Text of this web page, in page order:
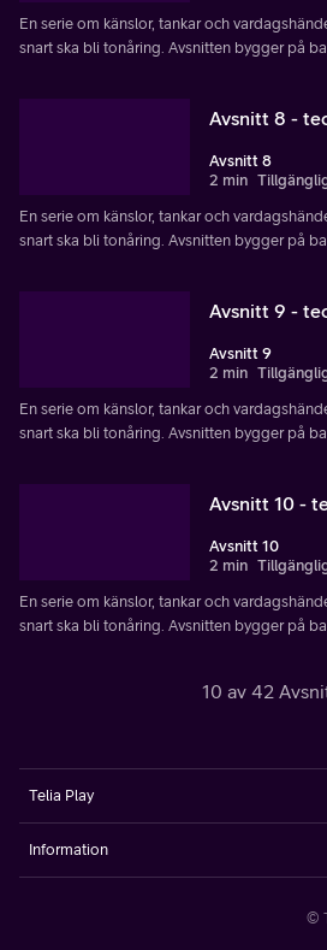
En serie om känslor, tankar och
snart ska bli tonåring. Avsnitten bygger på
Avsnitt 8 -
Avsnitt 8
2 min
En serie om känslor, tankar och
snart ska bli tonåring. Avsnitten bygger på
Avsnitt 9 -
Avsnitt 9
2 min
En serie om känslor, tankar och
snart ska bli tonåring. Avsnitten bygger på
Avsnitt 10 -
Avsnitt 10
2 min
En serie om känslor, tankar och
snart ska bli tonåring. Avsnitten bygger på
10 av 42
Telia Play
Information
©